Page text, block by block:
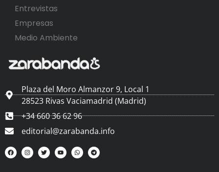
Entrevistas
Empresas
Medio Ambiente
Plaza del Moro Almanzor 9, Local 1
28523 Rivas Vaciamadrid (Madrid)
+34 660 36 62 96
editorial@zarabanda.info